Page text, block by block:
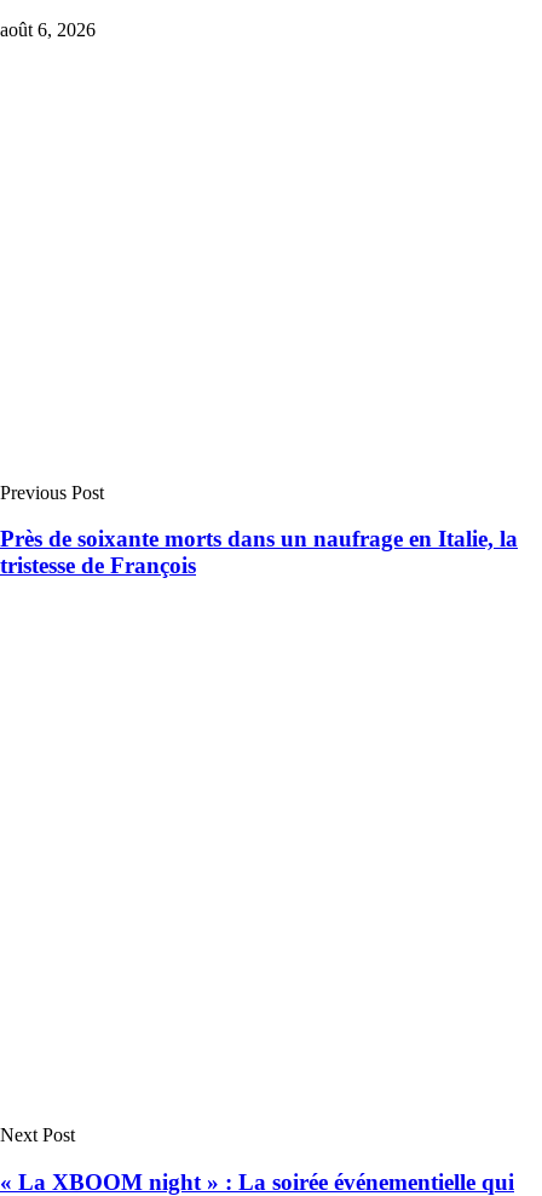
août 6, 2026
Previous Post
Près de soixante morts dans un naufrage en Italie, la
tristesse de François
Next Post
« La XBOOM night » : La soirée événementielle qui